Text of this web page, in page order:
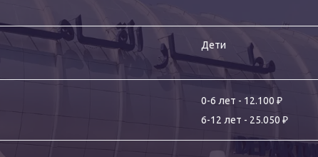
Дети
0-6 лет - 12.100 ₽
6-12 лет - 25.050 ₽